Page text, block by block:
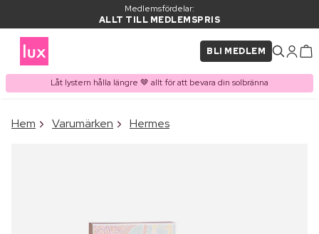
Medlemsfördelar:
ALLT TILL MEDLEMSPRIS
BLI MEDLEM
Låt lystern hålla längre 🤎 allt för att bevara din solbränna
PRODUKT I VARUKORGEN
Hem Varumärken Hermes